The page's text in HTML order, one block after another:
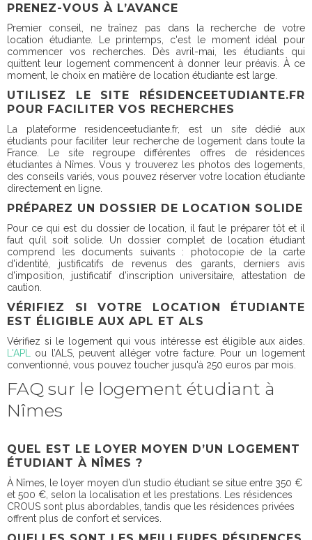
PRENEZ-VOUS À L’AVANCE
Premier conseil, ne traînez pas dans la recherche de votre
location étudiante. Le printemps, c'est le moment idéal pour
commencer vos recherches. Dès avril-mai, les étudiants qui
quittent leur logement commencent à donner leur préavis. À ce
moment, le choix en matière de location étudiante est large.
UTILISEZ LE SITE RÉSIDENCEETUDIANTE.FR
POUR FACILITER VOS RECHERCHES
La plateforme residenceetudiante.fr, est un site dédié aux
étudiants pour faciliter leur recherche de logement dans toute la
France. Le site regroupe différentes offres de résidences
étudiantes à Nîmes. Vous y trouverez les photos des logements,
des conseils variés, vous pouvez réserver votre location étudiante
directement en ligne.
PRÉPAREZ UN DOSSIER DE LOCATION SOLIDE
Pour ce qui est du dossier de location, il faut le préparer tôt et il
faut qu’il soit solide. Un dossier complet de location étudiant
comprend les documents suivants : photocopie de la carte
d'identité, justificatifs de revenus des garants, derniers avis
d'imposition, justificatif d’inscription universitaire, attestation de
caution.
VÉRIFIEZ SI VOTRE LOCATION ÉTUDIANTE
EST ÉLIGIBLE AUX APL ET ALS
Vérifiez si le logement qui vous intéresse est éligible aux aides.
L'APL
ou l’ALS, peuvent alléger votre facture. Pour un logement
conventionné, vous pouvez toucher jusqu'à 250 euros par mois.
FAQ sur le logement étudiant à
Nîmes
QUEL EST LE LOYER MOYEN D’UN LOGEMENT
ÉTUDIANT À NÎMES ?
À Nîmes, le loyer moyen d’un studio étudiant se situe entre 350 €
et 500 €, selon la localisation et les prestations. Les résidences
CROUS sont plus abordables, tandis que les résidences privées
offrent plus de confort et services.